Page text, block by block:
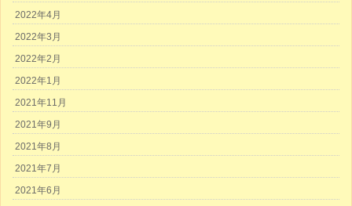
2022年4月
2022年3月
2022年2月
2022年1月
2021年11月
2021年9月
2021年8月
2021年7月
2021年6月